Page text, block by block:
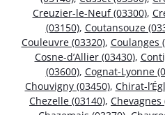
Creuzier-le-Neuf (03300),
(03150), Coutansouze
Couleuvre (03320), Coulanges
Cosne-d’Allier (03430),
(03600), Cognat-Lyonne
Chouvigny (03450), Chirat-
Chezelle (03140), Chevagnes